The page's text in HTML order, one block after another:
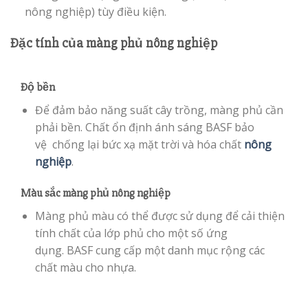
nông nghiệp) tùy điều kiện.
Đặc tính của màng phủ nông nghiệp
Độ bền
Để đảm bảo năng suất cây trồng, màng phủ cần
phải bền. Chất ổn định ánh sáng BASF bảo
vệ chống lại bức xạ mặt trời và hóa chất nông
nghiệp.
Màu sắc màng phủ nông nghiệp
Màng phủ màu có thể được sử dụng để cải thiện
tính chất của lớp phủ cho một số ứng
dụng. BASF cung cấp một danh mục rộng các
chất màu cho nhựa.